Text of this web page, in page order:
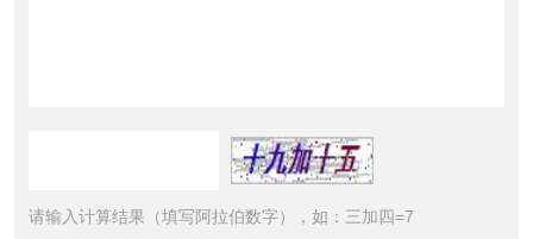
请输入计算结果（填写阿拉伯数字），如：三加四=7